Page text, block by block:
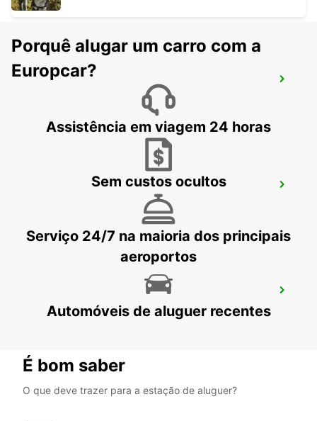
ORDEBO BOFORS AEROPORTO
OREBRO - IKC
SKOVDE - SWEDEN
Porquê alugar um carro com a
Europcar?
Assistência em viagem 24 horas
Sem custos ocultos
Serviço 24/7 na maioria dos principais
aeroportos
Automóveis de aluguer recentes
É bom saber
O que deve trazer para a estação de aluguer?